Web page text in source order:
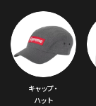
キャップ・
ハット